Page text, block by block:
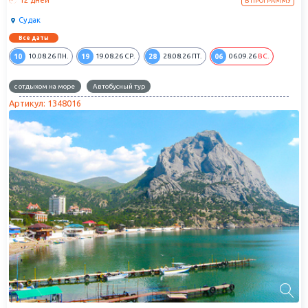
около 2,5 км.
Судак
Все даты
10 10.08.26 ПН. 19 19.08.26 СР. 28 28.08.26 ПТ. 06 06.09.26 ВС.
с отдыхом на море Автобусный тур
Артикул: 1348016